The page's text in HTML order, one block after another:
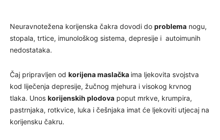
Neuravnotežena korijenska čakra dovodi do problema nogu,
stopala, trtice, imunološkog sistema, depresije i autoimunih
nedostataka.
Čaj pripravljen od korijena maslačka ima ljekovita svojstva
kod liječenja depresije, žučnog mjehura i visokog krvnog
tlaka. Unos korijenskih plodova poput mrkve, krumpira,
pastrnjaka, rotkvice, luka i češnjaka imat će ljekoviti utjecaj na
korijensku čakru.